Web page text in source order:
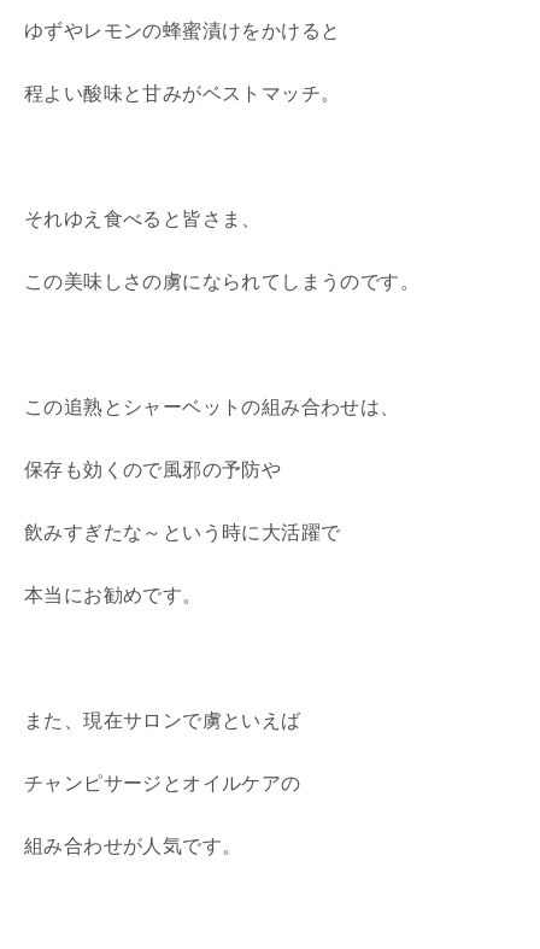
ゆずやレモンの蜂蜜漬けをかけると
程よい酸味と甘みがベストマッチ。
それゆえ食べると皆さま、
この美味しさの虜になられてしまうのです。
この追熟とシャーベットの組み合わせは、
保存も効くので風邪の予防や
飲みすぎたな～という時に大活躍で
本当にお勧めです。
また、現在サロンで虜といえば
チャンピサージとオイルケアの
組み合わせが人気です。